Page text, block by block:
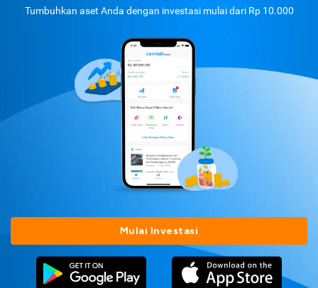
Tumbuhkan aset Anda dengan investasi mulai dari Rp 10.000
Mulai Investasi